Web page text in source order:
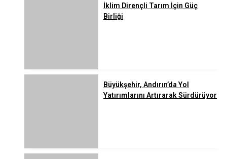
İklim Dirençli Tarım İçin Güç
Birliği
Büyükşehir, Andırın’da Yol
Yatırımlarını Artırarak Sürdürüyor